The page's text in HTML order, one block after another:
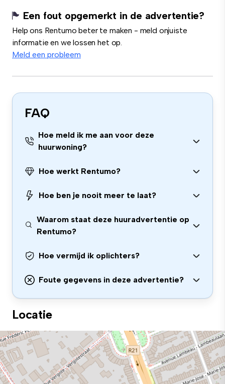
Een fout opgemerkt in de advertentie?
Help ons Rentumo beter te maken - meld onjuiste
informatie en we lossen het op.
Meld een probleem
FAQ
Hoe meld ik me aan voor deze
huurwoning?
Hoe werkt Rentumo?
Hoe ben je nooit meer te laat?
Waarom staat deze huuradvertentie op
Rentumo?
Hoe vermijd ik oplichters?
Foute gegevens in deze advertentie?
Locatie